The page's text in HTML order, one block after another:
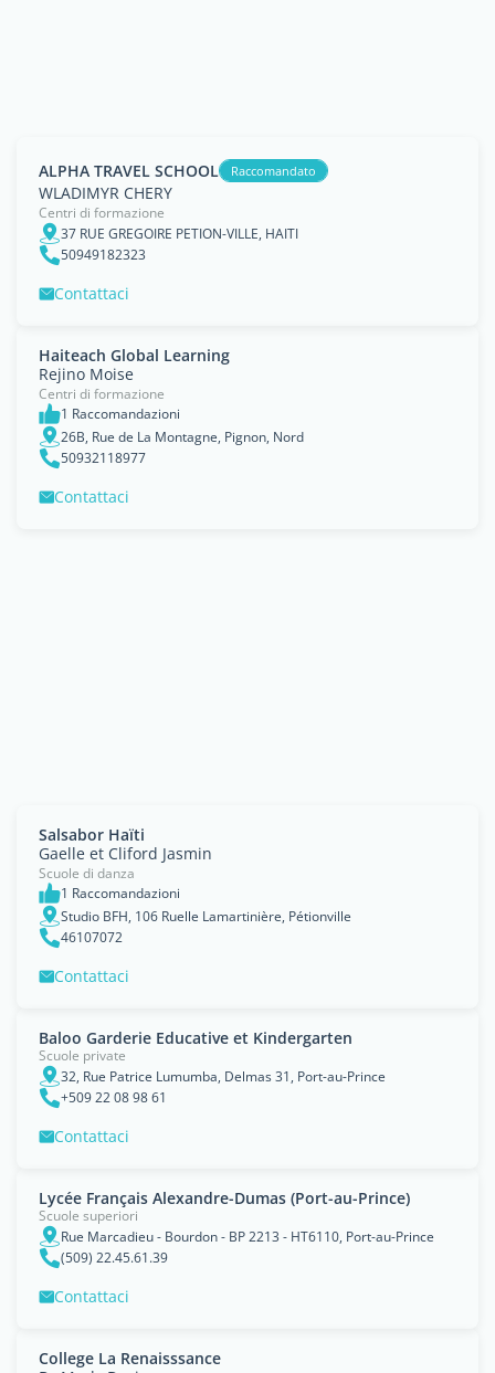
ALPHA TRAVEL SCHOOL Raccomandato
WLADIMYR CHERY
Centri di formazione
37 RUE GREGOIRE PETION-VILLE, HAITI
50949182323
Contattaci
Haiteach Global Learning
Rejino Moise
Centri di formazione
1 Raccomandazioni
26B, Rue de La Montagne, Pignon, Nord
50932118977
Contattaci
Salsabor Haïti
Gaelle et Cliford Jasmin
Scuole di danza
1 Raccomandazioni
Studio BFH, 106 Ruelle Lamartinière, Pétionville
46107072
Contattaci
Baloo Garderie Educative et Kindergarten
Scuole private
32, Rue Patrice Lumumba, Delmas 31, Port-au-Prince
+509 22 08 98 61
Contattaci
Lycée Français Alexandre-Dumas (Port-au-Prince)
Scuole superiori
Rue Marcadieu - Bourdon - BP 2213 - HT6110, Port-au-Prince
(509) 22.45.61.39
Contattaci
College La Renaisssance